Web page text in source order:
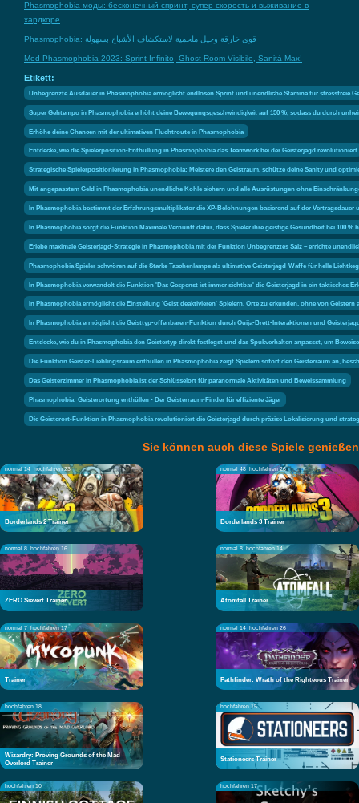
Phasmophobia моды: бесконечный спринт, супер-скорость и выживание в
хардкоре
Phasmophobia: قوى خارقة وحيل ملحمية لاستكشاف الأشباح بسهولة
Mod Phasmophobia 2023: Sprint Infinito, Ghost Room Visibile, Sanità Max!
Etikett:
Unbegrenzte Ausdauer in Phasmophobia ermöglicht endlosen Sprint und unendliche Stamina für stressfreie
Super Gehtempo in Phasmophobia erhöht deine Bewegungsgeschwindigkeit auf 150 %, sodass du durch
Erhöhe deine Chancen mit der ultimativen Fluchtroute in Phasmophobia
Entdecke, wie die Spielerposition-Enthüllung in Phasmophobia das Teamwork bei der Geisterjagd revolutioniert
Strategische Spielerpositionierung in Phasmophobia: Meistere den Geistraum, schütze deine Sanity und
Mit angepasstem Geld in Phasmophobia unendliche Kohle sichern und alle Ausrüstungen ohne
In Phasmophobia bestimmt der Erfahrungsmultiplikator die XP-Belohnungen basierend auf der
In Phasmophobia sorgt die Funktion Maximale Vernunft dafür, dass Spieler ihre geistige Gesundheit bei 100
Erlebe maximale Geisterjagd-Strategie in Phasmophobia mit der Funktion Unbegrenztes Salz – errichte
Phasmophobia Spieler schwören auf die Starke Taschenlampe als ultimative Geisterjagd-Waffe für helle
In Phasmophobia verwandelt die Funktion 'Das Gespenst ist immer sichtbar' die Geisterjagd in ein taktisches
In Phasmophobia ermöglicht die Einstellung 'Geist deaktivieren' Spielern, Orte zu erkunden, ohne von
In Phasmophobia ermöglicht die Geisttyp-offenbaren-Funktion durch Ouija-Brett-Interaktionen und
Entdecke, wie du in Phasmophobia den Geistertyp direkt festlegst und das Spukverhalten anpassst, um
Die Funktion Geister-Lieblingsraum enthüllen in Phasmophobia zeigt Spielern sofort den Geisterraum an,
Das Geisterzimmer in Phasmophobia ist der Schlüsselort für paranormale Aktivitäten und Beweissammlung
Phasmophobia: Geisterortung enthüllen - Der Geisterraum-Finder für effiziente Jäger
Die Geisterort-Funktion in Phasmophobia revolutioniert die Geisterjagd durch präzise Lokalisierung und
Sie können auch diese Spiele genießen
normal 14 hochfahren 23
Borderlands 2 Trainer
normal 48 hochfahren 26
Borderlands 3 Trainer
normal 8 hochfahren 16
ZERO Sievert Trainer
normal 8 hochfahren 14
Atomfall Trainer
normal 7 hochfahren 17
Trainer
normal 14 hochfahren 26
Pathfinder: Wrath of the Righteous Trainer
hochfahren 18
Wizardry: Proving Grounds of the Mad
Overlord Trainer
hochfahren 15
Stationeers Trainer
hochfahren 10 hochfahren 17